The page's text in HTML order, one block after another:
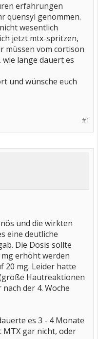
erfahrungen
quensyl genommen.
wesentlich
jetzt mtx-spritzen,
müssen vom cortison
lange dauert es
und wünsche euch
#1
und die wirkten
eine deutliche
Die Dosis sollte
erhöht werden
20 mg. Leider hatte
Hautreaktionen
der 4. Woche
es 3 - 4 Monate
gar nicht, oder